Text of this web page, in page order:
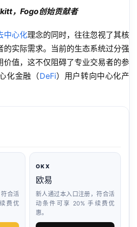
，Fogo创始贡献者
中心化理念的同时，往往忽视了其核
实际需求。当前的生态系统过分强
价值，这不仅阻碍了专业交易者的参
化金融（DeFi）用户转向中心化产
合活
费优
OKX
欧易
新人通过本入口注册，符合活
动条件可享 20% 手续费优
惠。